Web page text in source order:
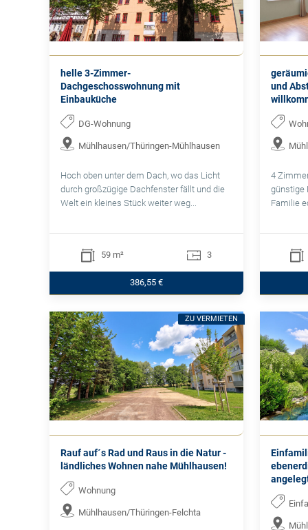
helle 3-Zimmer-
Dachgeschosswohnung mit
Einbauküche
DG-Wohnung
Mühlhausen/Thüringen-Mühlhausen
Hoch oben unter dem Dach, wo das Licht
durch großzügige Dachfenster fällt und die
Welt ein kleines Stück weiter weg...
59 m² 3
386,55 €
und
4
günstige
Familie
Rauf auf´s Rad und Raus in die Natur -
ländliches Wohnen nahe Mühlhausen!
Wohnung
Mühlhausen/Thüringen-Felchta
ZU VERMIETEN